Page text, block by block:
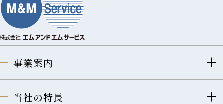
事業案内
当社の特長